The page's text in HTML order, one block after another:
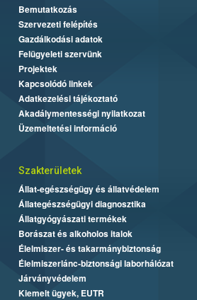
Bemutatkozás
Szervezeti felépítés
Gazdálkodási adatok
Felügyeleti szervünk
Projektek
Kapcsolódó linkek
Adatkezelési tájékoztató
Akadálymentességi nyilatkozat
Üzemeltetési információ
Szakterületek
Állat-egészségügy és állatvédelem
Állategészségügyi diagnosztika
Állatgyógyászati termékek
Borászat és alkoholos italok
Élelmiszer- és takarmánybiztonság
Élelmiszerlánc-biztonsági laborhálózat
Járványvédelem
Kiemelt ügyek, EUTR